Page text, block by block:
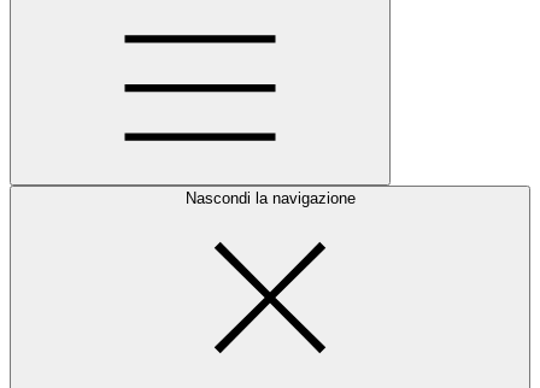
Nascondi la navigazione